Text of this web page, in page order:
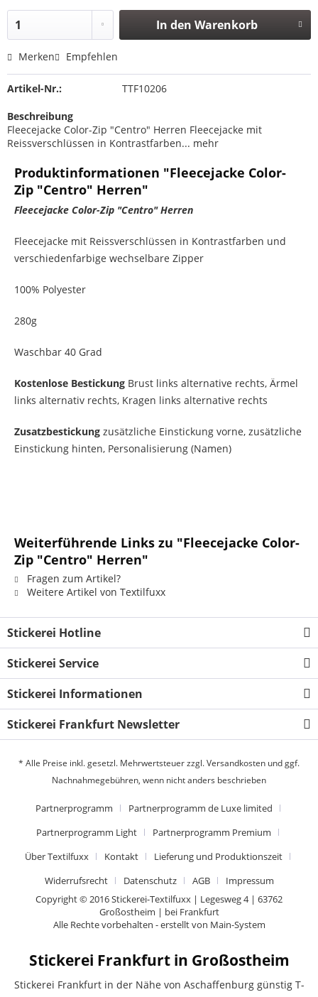
In den Warenkorb
Merken Empfehlen
Artikel-Nr.: TTF10206
Beschreibung
Fleecejacke Color-Zip "Centro" Herren Fleecejacke mit
Reissverschlüssen in Kontrastfarben... mehr
Produktinformationen "Fleecejacke Color-
Zip "Centro" Herren"
Fleecejacke Color-Zip "Centro" Herren
Fleecejacke mit Reissverschlüssen in Kontrastfarben und
verschiedenfarbige wechselbare Zipper
100% Polyester
280g
Waschbar 40 Grad
Kostenlose Bestickung Brust links alternative rechts, Ärmel
links alternativ rechts, Kragen links alternative rechts
Zusatzbestickung zusätzliche Einstickung vorne, zusätzliche
Einstickung hinten, Personalisierung (Namen)
Weiterführende Links zu "Fleecejacke Color-
Zip "Centro" Herren"
Fragen zum Artikel?
Weitere Artikel von Textilfuxx
Stickerei Hotline
Stickerei Service
Stickerei Informationen
Stickerei Frankfurt Newsletter
* Alle Preise inkl. gesetzl. Mehrwertsteuer zzgl.Versandkosten und ggf.
Nachnahmegebühren, wenn nicht anders beschrieben
Partnerprogramm
Partnerprogramm de Luxe limited
Partnerprogramm Light
Partnerprogramm Premium
Über Textilfuxx
Kontakt
Lieferung und Produktionszeit
Widerrufsrecht
Datenschutz AGB
Impressum
Copyright © 2016 Stickerei-Textilfuxx | Legesweg 4 | 63762
Großostheim | bei Frankfurt
Alle Rechte vorbehalten - erstellt von Main-System
Stickerei Frankfurt in Großostheim
Stickerei Frankfurt in der Nähe von Aschaffenburg günstig T-